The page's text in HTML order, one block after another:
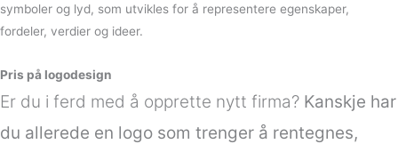
symboler og lyd, som utvikles for å representere egenskaper,
fordeler, verdier og ideer.
Pris på logodesign
Er du i ferd med å opprette nytt firma? Kanskje har
du allerede en logo som trenger å rentegnes,